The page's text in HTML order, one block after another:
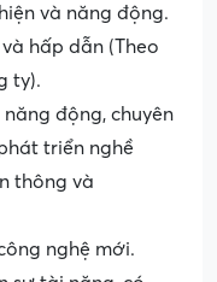
và năng động.
hấp dẫn (Theo
ty).
động, chuyên
triển nghề
thông và
nghệ mới.